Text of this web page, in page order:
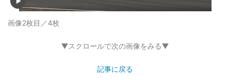
画像2枚目／4枚
▼スクロールで次の画像をみる▼
記事に戻る